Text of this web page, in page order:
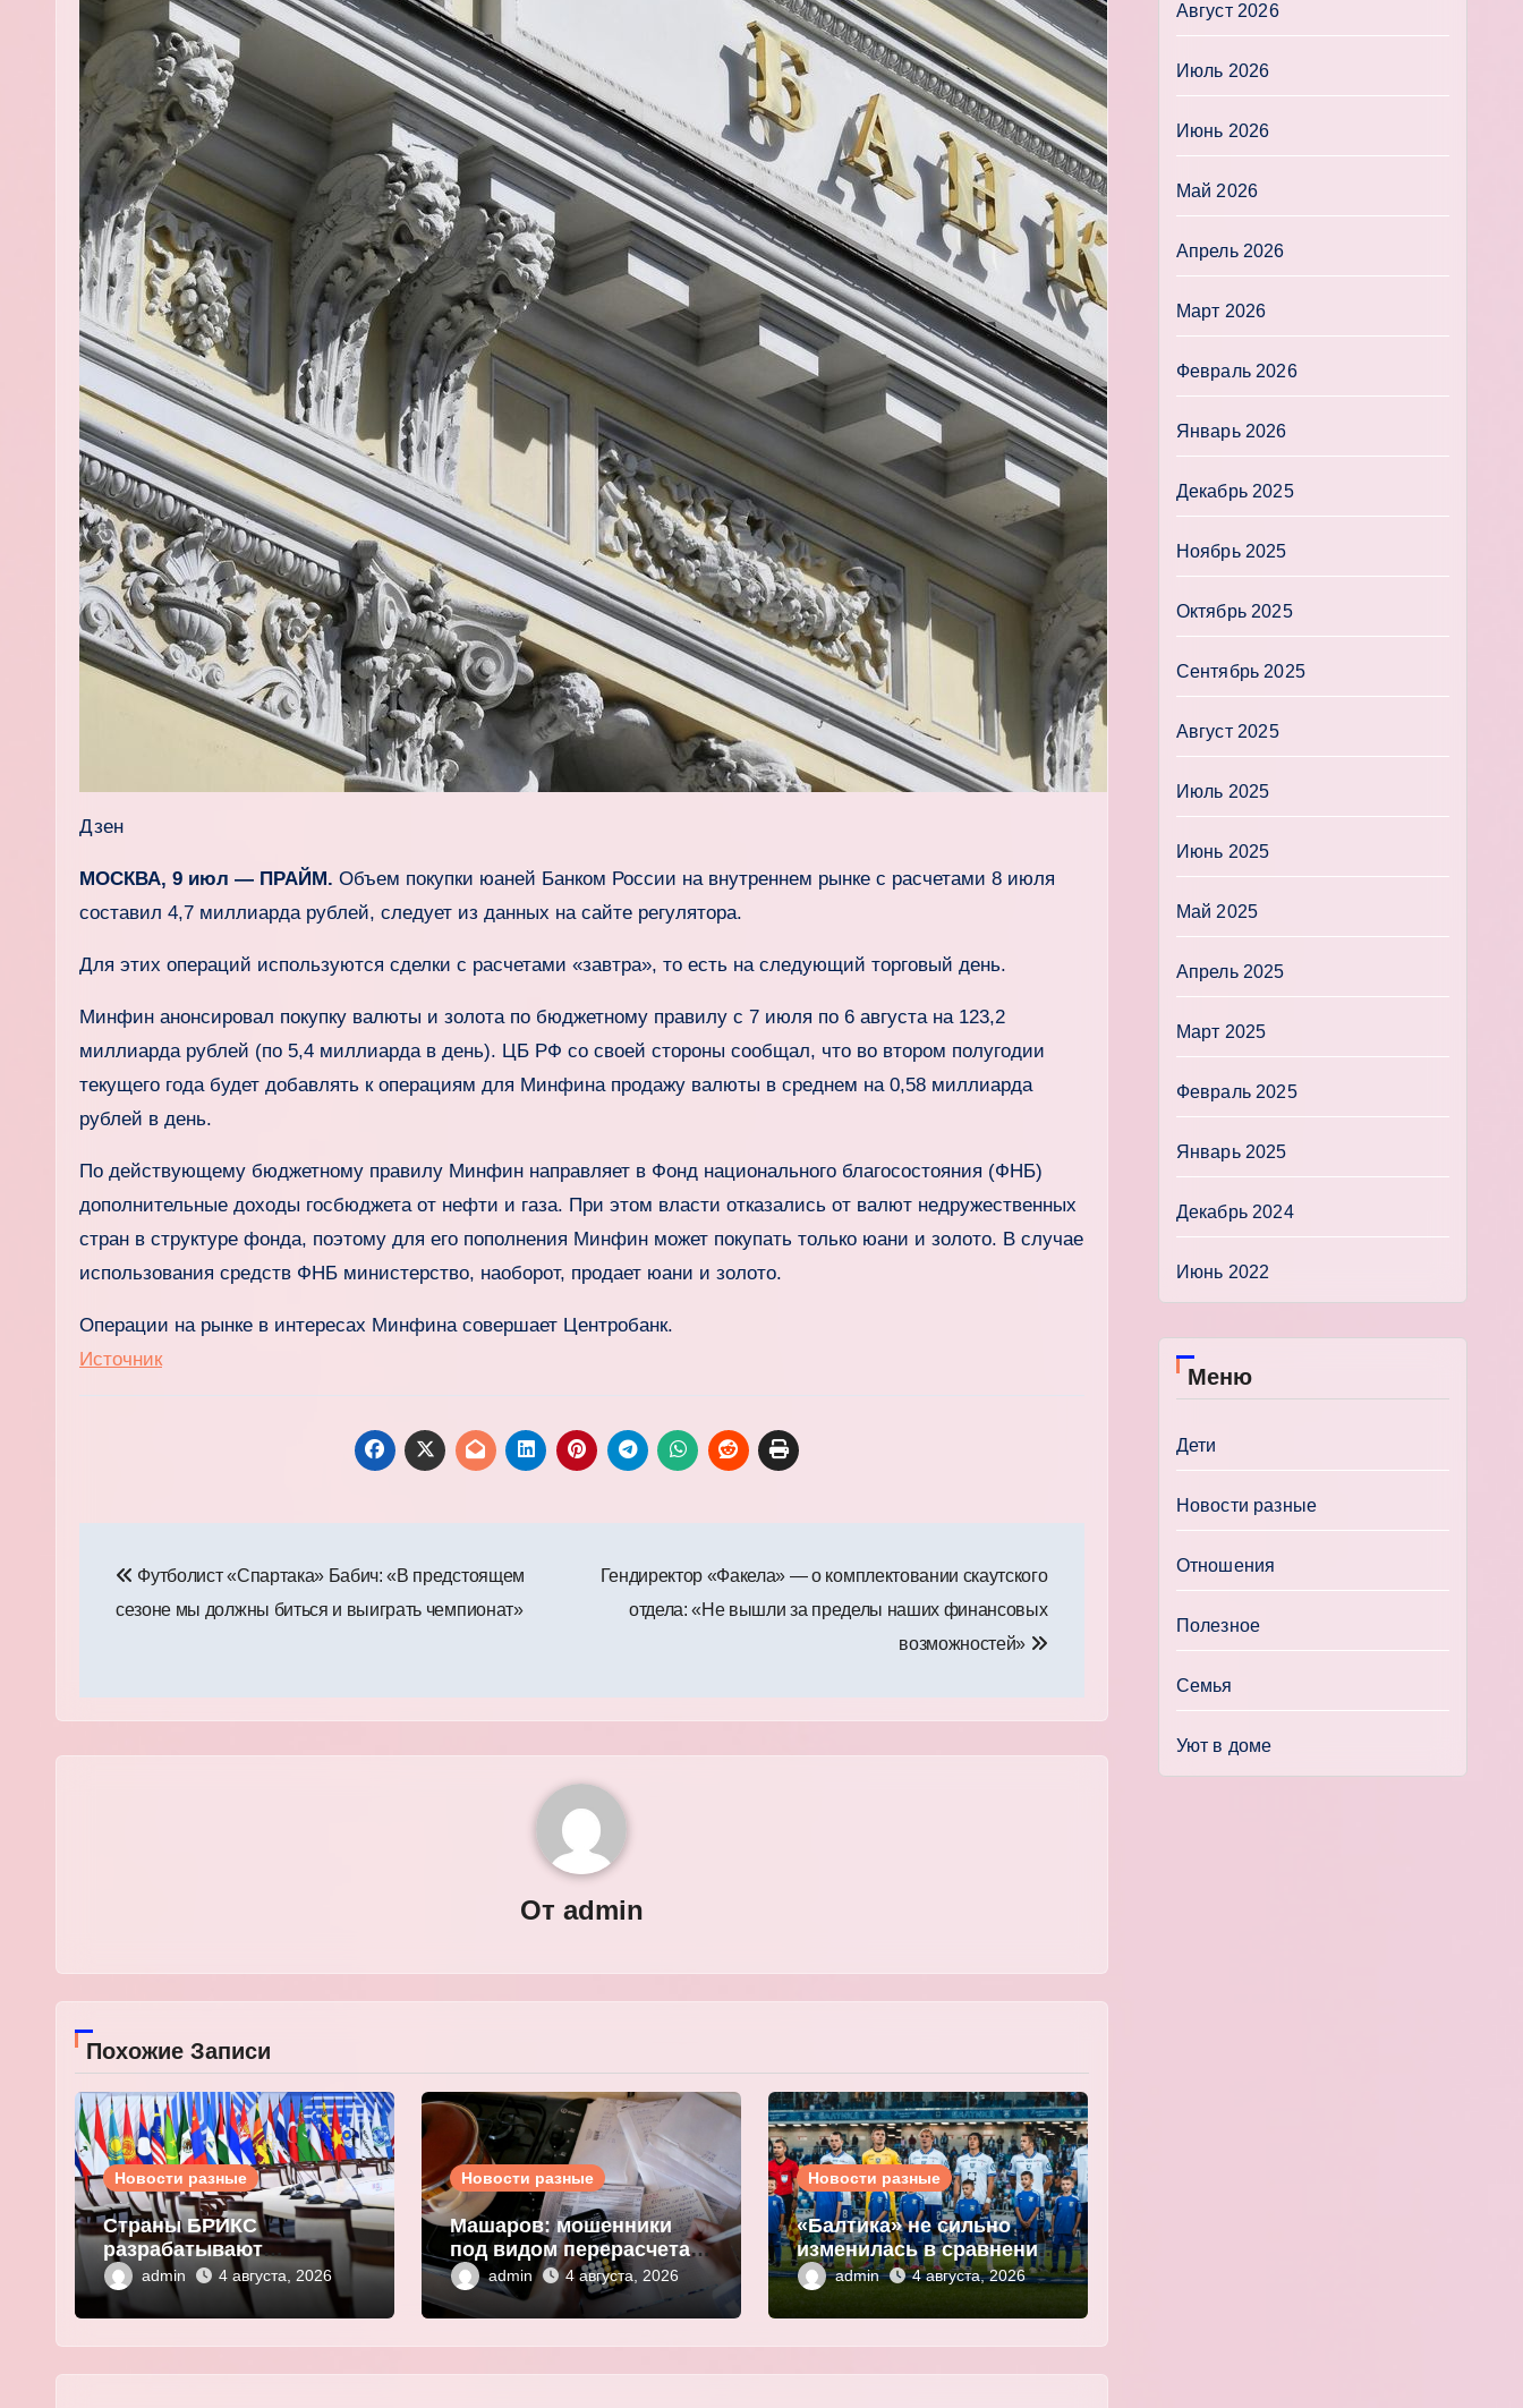
Дзен
МОСКВА, 9 июл — ПРАЙМ. Объем покупки юаней Банком России на внутреннем рынке с расчетами 8 июля
составил 4,7 миллиарда рублей, следует из данных на сайте регулятора.
Для этих операций используются сделки с расчетами «завтра», то есть на следующий торговый день.
Минфин анонсировал покупку валюты и золота по бюджетному правилу с 7 июля по 6 августа на 123,2
миллиарда рублей (по 5,4 миллиарда в день). ЦБ РФ со своей стороны сообщал, что во втором полугодии
текущего года будет добавлять к операциям для Минфина продажу валюты в среднем на 0,58 миллиарда
рублей в день.
По действующему бюджетному правилу Минфин направляет в Фонд национального благосостояния (ФНБ)
дополнительные доходы госбюджета от нефти и газа. При этом власти отказались от валют недружественных
стран в структуре фонда, поэтому для его пополнения Минфин может покупать только юани и золото. В случае
использования средств ФНБ министерство, наоборот, продает юани и золото.
Операции на рынке в интересах Минфина совершает Центробанк.
Источник
по
Футболист «Спартака» Бабич: «В предстоящем
сезоне мы должны биться и выиграть чемпионат»
Гендиректор «Факела» — о комплектовании скаутского
отдела: «Не вышли за пределы наших финансовых
возможностей»
От admin
Похожие Записи
Новости разные
Страны БРИКС
разрабатывают
инфраструктуру на базе
цифровых валют
центробанков
admin 4 августа, 2026
Новости разные
Машаров: мошенники
под видом перерасчета
платы за ЖКУ
выманивают
персональные данные
admin 4 августа, 2026
Новости разные
«Балтика» не сильно
изменилась в сравнении
с прошлым сезоном» —
Мор
admin 4 августа, 2026
Август 2026
Июль 2026
Июнь 2026
Май 2026
Апрель 2026
Март 2026
Февраль 2026
Январь 2026
Декабрь 2025
Ноябрь 2025
Октябрь 2025
Сентябрь 2025
Август 2025
Июль 2025
Июнь 2025
Май 2025
Апрель 2025
Март 2025
Февраль 2025
Январь 2025
Декабрь 2024
Июнь 2022
Меню
Дети
Новости разные
Отношения
Полезное
Семья
Уют в доме